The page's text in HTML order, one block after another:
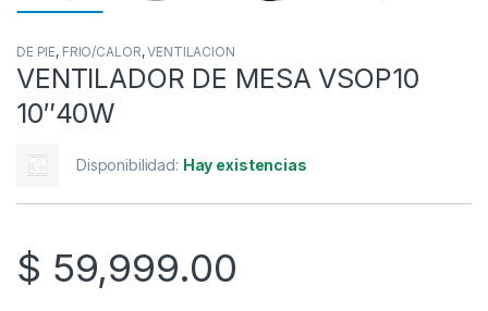
DE PIE, FRIO/CALOR,VENTILACION
VENTILADOR DE MESA VSOP10
10″40W
Disponibilidad: Hay existencias
$ 59,999.00